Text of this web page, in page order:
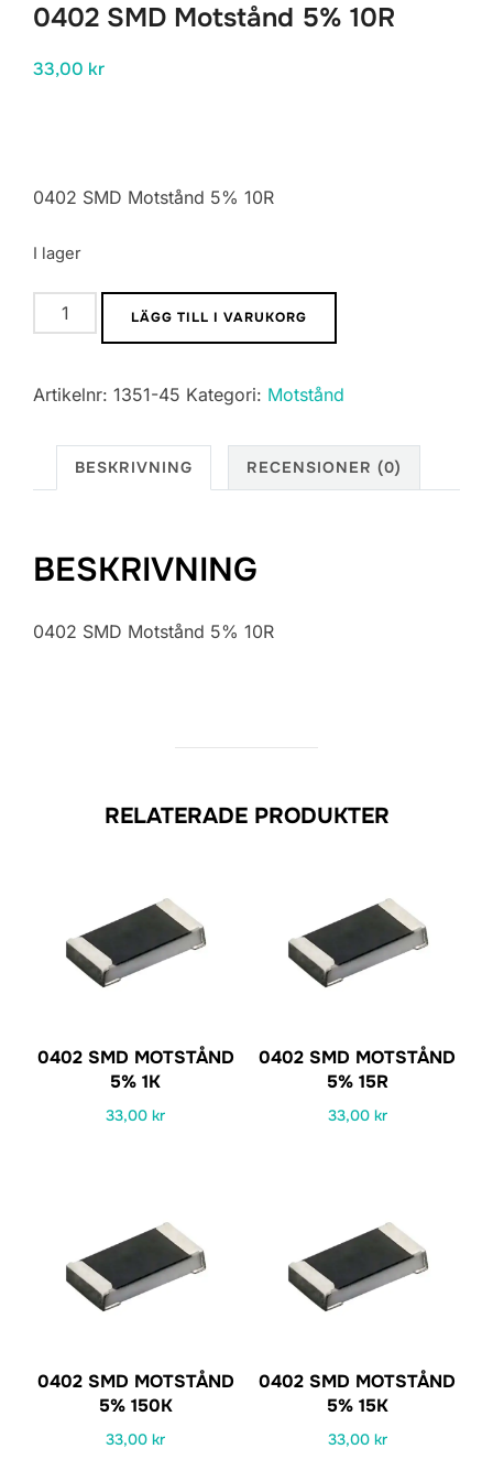
0402 SMD Motstånd 5% 10R
33,00 kr
0402 SMD Motstånd 5% 10R
I lager
0402
SMD
5%
mängd
LÄGG TILL I VARUKORG
Artikelnr: 1351-45 Kategori: Motstånd
BESKRIVNING RECENSIONER (0)
BESKRIVNING
0402 SMD Motstånd 5% 10R
RELATERADE PRODUKTER
0402 SMD MOTSTÅND
5% 1K
33,00kr
0402 SMD MOTSTÅND
5% 15R
33,00 kr
0402 SMD MOTSTÅND
5% 150K
33,00kr
0402 SMD MOTSTÅND
5% 15K
33,00 kr